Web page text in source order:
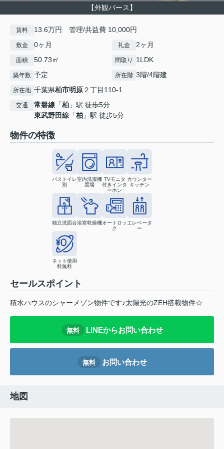
【外観パース】
賃料 13.6万円 管理/共益費 10,000円
敷金 0ヶ月 礼金 2ヶ月
面積 50.73㎡ 間取り 1LDK
築年数 予定 所在階 3階/4階建
所在地 千葉県柏市明原２丁目110-1
交通 常磐線 「柏 」駅 徒歩5分
東武野田線 「柏 」駅 徒歩5分
物件の特徴
バストイレ
別
室内洗濯機
置場
TVモニタ
付きインタ
ーホン
カウンター
キッチン
独立洗面台浴室乾燥機オートロッ
ク
エレベータ
ー
ネット使用
料無料
セールスポイント
積⽔ハウスのシャーメゾン物件です♪太陽光のZEH搭載物件☆
無料 LINEからお問い合わせ
無料 お問い合わせ
地図